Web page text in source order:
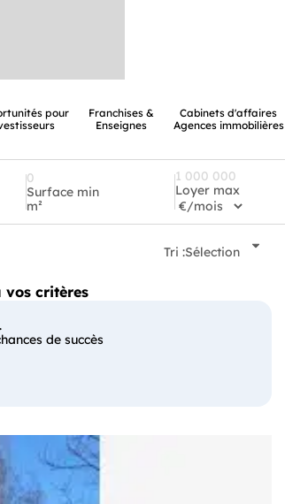
pour
Franchises &
Enseignes
Cabinets d'affaires
Agences immobilières
Surface min
m²
Loyer max
Tri :Sélection
vos critères
de succès